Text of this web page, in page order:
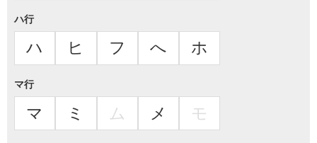
ハ行
ハ ヒ フ へ ホ
マ行
マ ミ ム メ モ